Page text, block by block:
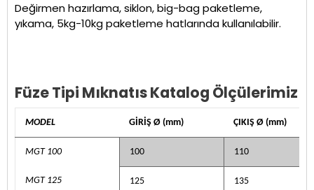
Değirmen hazırlama, siklon, big-bag paketleme,
yıkama, 5kg-10kg paketleme hatlarında kullanılabilir.
Füze Tipi Mıknatıs Katalog Ölçülerimiz
MODEL GİRİŞ Ø (mm) ÇIKIŞ Ø (mm)
MGT 100 100 110
MGT 125 125 135